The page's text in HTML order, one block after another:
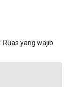
Ruas yang wajib